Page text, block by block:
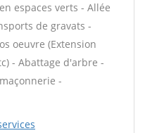
espaces verts - Allée
de gravats -
oeuvre (Extension
- Abattage d'arbre -
-